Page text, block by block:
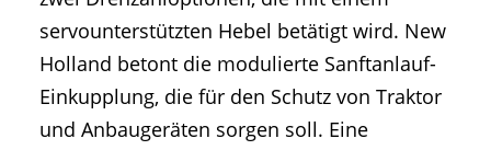
servounterstützten Hebel betätigt wird. New
Holland betont die modulierte Sanftanlauf-
Einkupplung, die für den Schutz von Traktor
und Anbaugeräten sorgen soll. Eine